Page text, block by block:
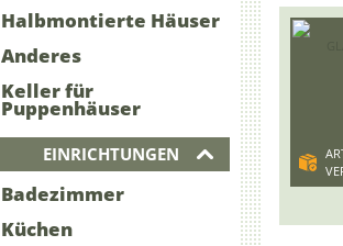
Halbmontierte Häuser
Anderes
Keller für
Puppenhäuser
EINRICHTUNGEN
Badezimmer
Küchen